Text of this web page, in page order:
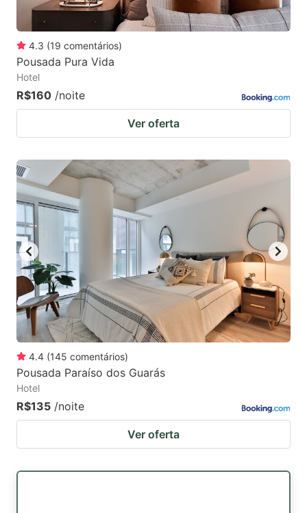
4.3 (19 comentários)
Pousada Pura Vida
Hotel
R$160 /noite
Ver oferta
4.4 (145 comentários)
Pousada Paraíso dos Guarás
Hotel
R$135 /noite
Ver oferta